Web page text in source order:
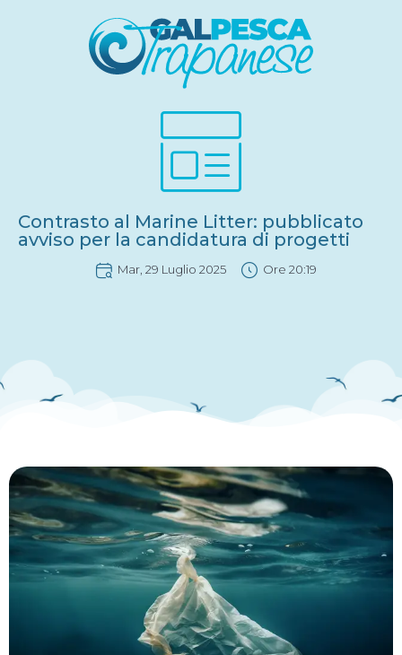
Contrasto al Marine Litter: pubblicato
avviso per la candidatura di progetti
Mar, 29 Luglio 2025 Ore 20:19